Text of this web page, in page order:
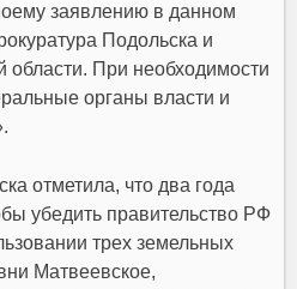
заявлению в данном
Подольска и
области. При необходимости
органы власти и
отметила, что два года
убедить правительство РФ
трехземельных
Матвеевское,